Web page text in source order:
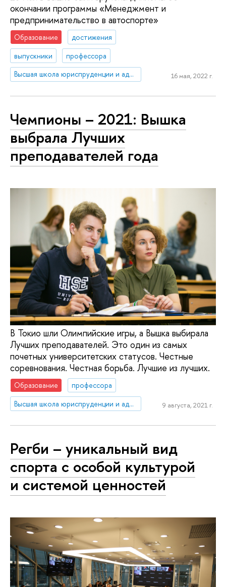
окончании программы «Менеджмент и
предпринимательство в автоспорте»
Образование
достижения
выпускники
профессора
Высшая школа юриспруденции и администрирования
16 мая, 2022 г.
Чемпионы – 2021: Вышка
выбрала Лучших
преподавателей года
В Токио шли Олимпийские игры, а Вышка выбирала
Лучших преподавателей. Это один из самых
почетных университетских статусов. Честные
соревнования. Честная борьба. Лучшие из лучших.
Образование
профессора
Высшая школа юриспруденции и администрирования
9 августа, 2021 г.
Регби – уникальный вид
спорта с особой культурой
и системой ценностей